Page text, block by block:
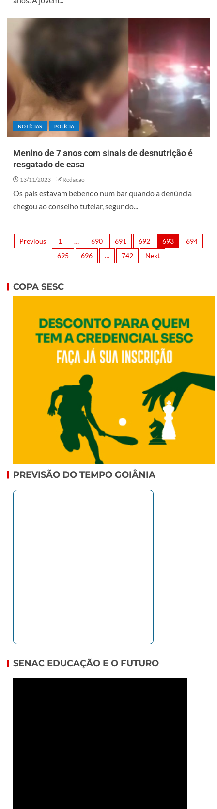
NOTÍCIAS POLÍCIA
Menino de 7 anos com sinais de desnutrição é
resgatado de casa
13/11/2023 Redação
Os pais estavam bebendo num bar quando a denúncia
chegou ao conselho tutelar, segundo...
Previous 1 … 690 691 692 693
694
695
696 … 742 Next
COPA SESC
PREVISÃO DO TEMPO GOIÂNIA
SENAC EDUCAÇÃO E O FUTURO